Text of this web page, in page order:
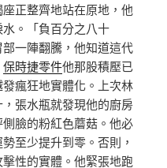
正整齊地站在原地，他
。「負百分之八十
一陣翻騰，他知道這代
保時捷零件他那股積壓已
瘋狂地實體化。上次林
張水瓶就發現他的廚房
臉的粉紅色蘑菇。他必
至少提升到零。否則，
性的實體。他緊張地跑